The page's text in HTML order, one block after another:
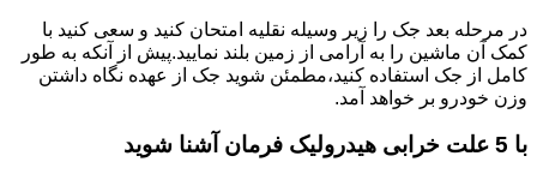
در مرحله بعد جک را زیر وسیله نقلیه امتحان کنید و سعی کنید با
کمک آن ماشین را به آرامی از زمین بلند نمایید.پیش از آنکه به طور
کامل از جک استفاده کنید،مطمئن شوید جک از عهده نگاه داشتن
وزن خودرو بر خواهد آمد.
با 5 علت خرابی هیدرولیک فرمان آشنا شوید